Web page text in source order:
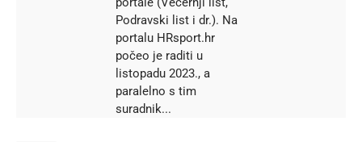
Podravski list i dr.). Na
portalu HRsport.hr
počeo je raditi u
listopadu 2023., a
paralelno s tim
suradnik...